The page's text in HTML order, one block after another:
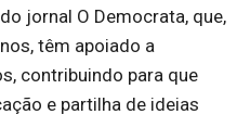
jornal O Democrata, que,
têm apoiado a
contribuindo para que
e partilha de ideias